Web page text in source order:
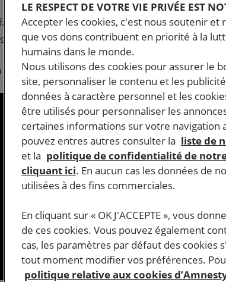
part d’un mouvement mondial qui agit
en leur confiant des responsabilités et activités
Paris, ou bienrejoindre un groupe de
LE RESPECT DE VOTRE VIE PRIVÉE EST
Accepter les cookies, c'est nous soutenir et
que vos dons contribuent en priorité à la
humains dans le monde.
Nous utilisons des cookies pour assurer le
site, personnaliser le contenu et les
données à caractère personnel et les
être utilisés pour personnaliser les
certaines informations sur votre navigation
pouvez entres autres consulter la liste de
et la politique de confidentialité de
cliquant ici. En aucun cas les données de
utilisées à des fins commerciales.
En cliquant sur « OK J'ACCEPTE », vous
de ces cookies. Vous pouvez également
cas, les paramètres par défaut des cookies
tout moment modifier vos préférences.
politique relative aux cookies